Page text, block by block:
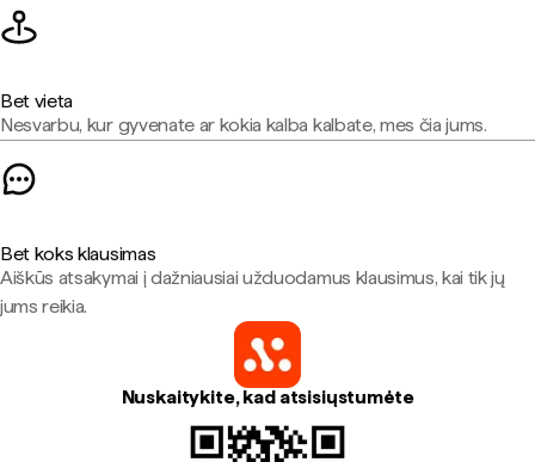
Bet vieta
Nesvarbu, kur gyvenate ar kokia kalba kalbate, mes čia jums.
Bet koks klausimas
Aiškūs atsakymai į dažniausiai užduodamus klausimus, kai tik jų
jums reikia.
Nuskaitykite, kad atsisiųstumėte